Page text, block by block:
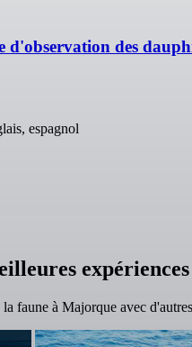
des
espagnol
expériences
faune à Majorque avec